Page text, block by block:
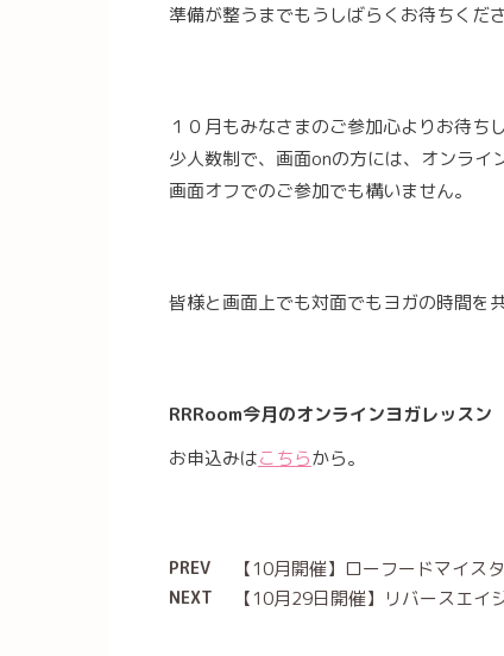
準備が整うまでもうしばらくお待ちくださ
１０月もみなさまのご参加心よりお待ち
少人数制で、画面onの方には、オンライ
画面オフでのご参加でも構いません。
皆様と画面上でも対面でもヨガの時間を
RRRoom今月のオンラインヨガレッスン
お申込みはこちらから。
PREV 【10月開催】ローフードマイス
NEXT 【10月29日開催】リバースエイ